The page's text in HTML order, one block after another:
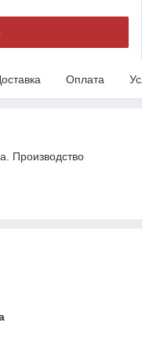
Оплата
Производство